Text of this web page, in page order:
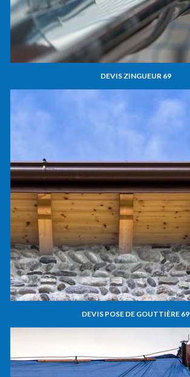
DEVIS ZINGUEUR 69
DEVIS POSE DE GOUTTIÈRE 69